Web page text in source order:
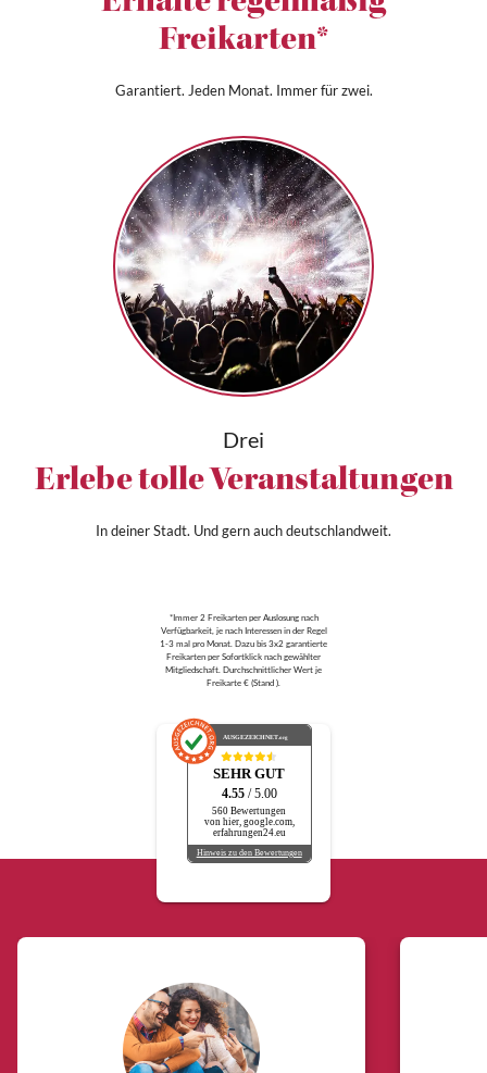
Freikarten*
Garantiert. Jeden Monat. Immer für zwei.
Drei
Erlebe tolle Veranstaltungen
In deiner Stadt. Und gern auch deutschlandweit.
*Immer 2 Freikarten per Auslosung nach
Verfügbarkeit, je nach Interessen in der Regel
1-3 mal pro Monat. Dazu bis 3x2 garantierte
Freikarten per Sofortklick nach gewählter
Mitgliedschaft. Durchschnittlicher Wert je
Freikarte € (Stand ).
AUSGEZEICHNET.org
SEHR GUT
4.55 / 5.00
560 Bewertungen
von hier, google.com,
erfahrungen24.eu
Hinweis zu den Bewertungen